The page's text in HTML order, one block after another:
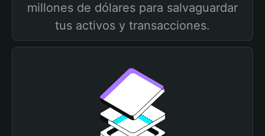
millones de dólares para salvaguardar
tus activos y transacciones.